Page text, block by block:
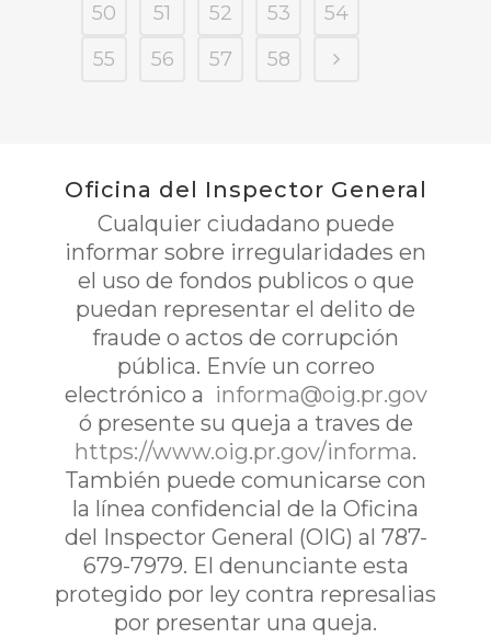
50
51 52 53
54
55
56 57 58
Oficina del Inspector General
Cualquier ciudadano puede
informar sobre irregularidades en
el uso de fondos publicos o que
puedan representar el delito de
fraude o actos de corrupción
pública. Envíe un correo
electrónico a informa@oig.pr.gov
ó presente su queja a traves de
https://www.oig.pr.gov/informa.
También puede comunicarse con
la línea confidencial de la Oficina
del Inspector General (OIG) al 787-
679-7979. El denunciante esta
protegido por ley contra represalias
por presentar una queja.